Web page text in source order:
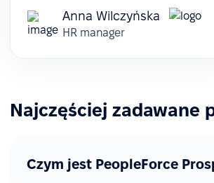
Anna Wilczyńska
HR manager
Najczęściej zadawane
Czym jest PeopleForce